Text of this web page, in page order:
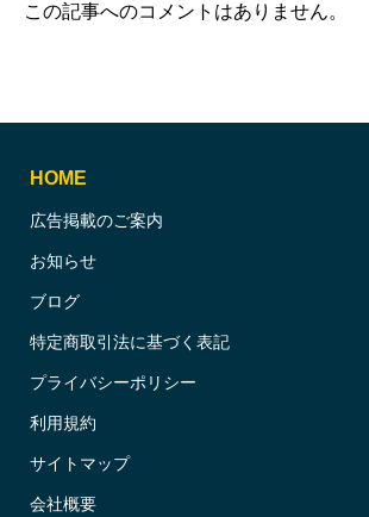
この記事へのコメントはありません。
HOME
広告掲載のご案内
お知らせ
ブログ
特定商取引法に基づく表記
プライバシーポリシー
利用規約
サイトマップ
会社概要